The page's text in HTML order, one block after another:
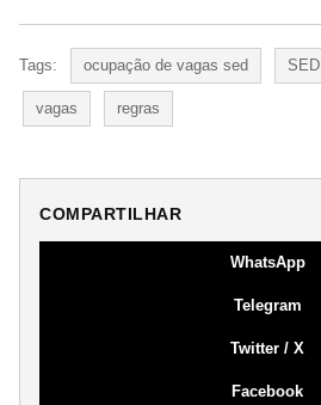
Tags: ocupação de vagas sed SED
vagas regras
COMPARTILHAR
WhatsApp
Telegram
Twitter / X
Facebook